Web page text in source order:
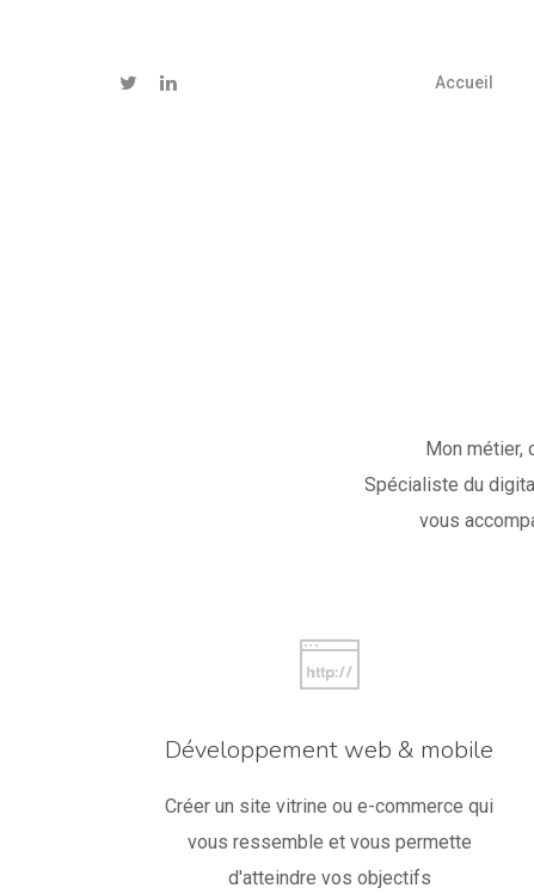
Accueil
Mon métier,
Spécialiste du
vous
Développement web & mobile
Créer un site vitrine ou e-commerce qui
vous ressemble et vous permette
d'atteindre vos objectifs